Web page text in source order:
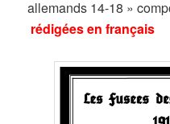
allemands 14-18 »
rédigées en français